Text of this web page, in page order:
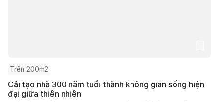
Trên 200m2
Cải tạo nhà 300 năm tuổi thành không gian sống hiện
đại giữa thiên nhiên